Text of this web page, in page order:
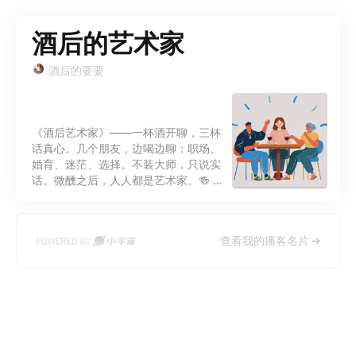
酒后的艺术家
酒后的要要
《酒后艺术家》——一杯酒开聊，三杯
话真心。几个朋友，边喝边聊：职场、
婚育、迷茫、选择。不装大师，只说实
话。微醺之后，人人都是艺术家。🍻 喝
查看我的播客名片